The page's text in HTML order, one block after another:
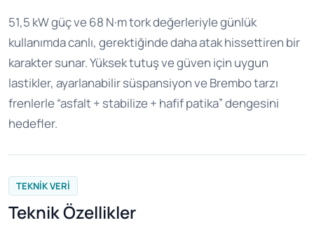
51,5 kW güç ve 68 N·m tork değerleriyle günlük
kullanımda canlı, gerektiğinde daha atak hissettiren bir
karakter sunar. Yüksek tutuş ve güven için uygun
lastikler, ayarlanabilir süspansiyon ve Brembo tarzı
frenlerle “asfalt + stabilize + hafif patika” dengesini
hedefler.
TEKNIK VERI
Teknik Özellikler